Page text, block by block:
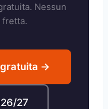
Nessun
fretta.
gratuita →
27